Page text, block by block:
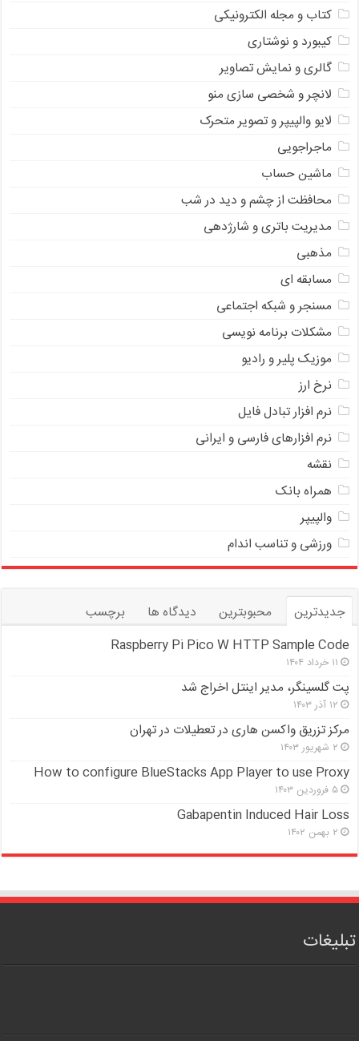
کتاب و مجله الکترونیکی
کیبورد و نوشتاری
گالری و نمایش تصاویر
لانچر و شخصی سازی منو
لایو والپیپر و تصویر متحرک
ماجراجویی
ماشین حساب
محافظت از چشم و دید در شب
مدیریت باتری و شارژدهی
مذهبی
مسابقه ای
مسنجر و شبکه اجتماعی
مشکلات برنامه نویسی
موزیک پلیر و رادیو
نرخ ارز
ﻧﺮﻡ ﺍﻓﺰﺍﺭ ﺗﺒﺎﺩﻝ ﻓﺎﻳﻞ
نرم افزارهای فارسی و ایرانی
نقشه
همراه بانک
والپیپر
ورزشی و تناسب اندام
جدیدترین محبوبترین دیدگاه ها
برچسب
Raspberry Pi Pico W HTTP Sample Code
۱۱ خرداد ۱۴۰۴
پت گلسینگر، مدیر اینتل اخراج شد
۱۲ آذر ۱۴۰۳
مرکز تزریق واکسن هاری در تعطیلات در تهران
۲ شهریور ۱۴۰۳
How to configure BlueStacks App Player to use Proxy
۵ فروردین ۱۴۰۳
Gabapentin Induced Hair Loss
۲ بهمن ۱۴۰۲
تبلیغات